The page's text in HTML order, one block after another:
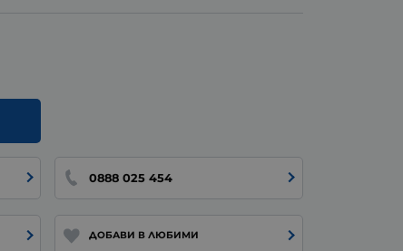
0888 025 454
ДОБАВИ В ЛЮБИМИ